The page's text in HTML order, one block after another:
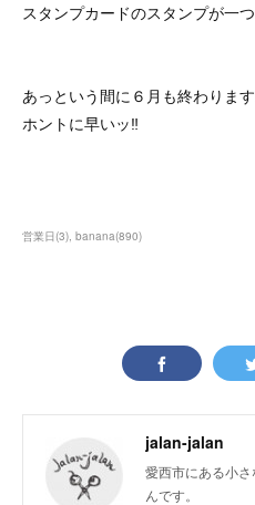
スタンプカードのスタンプが一
あっという間に６月も終わります
ホントに早いッ‼
営業日(3) banana(890)
jalan-jalan
愛西市にある小
んです。